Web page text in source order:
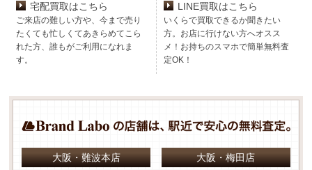
宅配買取はこちら
ご来店の難しい方や、今まで売り
たくても忙しくてあきらめてこら
れた方、誰もがご利用になれま
す。
LINE買取はこちら
いくらで買取できるか聞きたい
方。お店に行けない方へオスス
メ！お持ちのスマホで簡単無料査
定OK！
大阪・難波本店 大阪・梅田店